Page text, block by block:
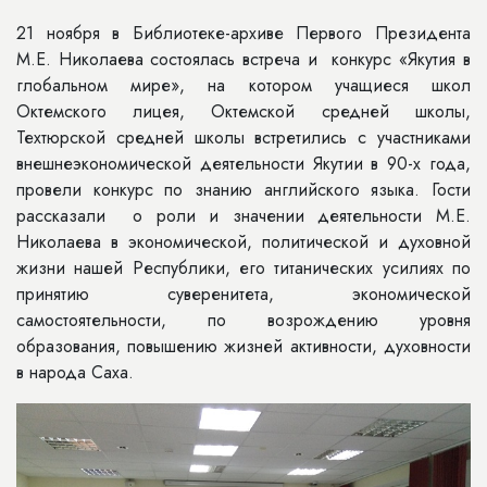
21 ноября в Библиотеке-архиве Первого Президента
М.Е. Николаева состоялась встреча и конкурс «Якутия в
глобальном мире», на котором учащиеся школ
Октемского лицея, Октемской средней школы,
Техтюрской средней школы встретились с участниками
внешнеэкономической деятельности Якутии в 90-х года,
провели конкурс по знанию английского языка. Гости
рассказали о роли и значении деятельности М.Е.
Николаева в экономической, политической и духовной
жизни нашей Республики, его титанических усилиях по
принятию суверенитета, экономической
самостоятельности, по возрождению уровня
образования, повышению жизней активности, духовности
в народа Саха.